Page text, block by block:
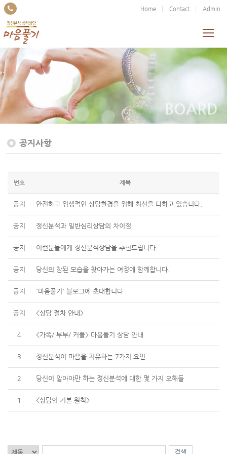
Home Contact Admin
BOARD
공지사항
번호 제목
공지 안전하고 위생적인 상담환경을 위해 최선을 다하고 있습니다.
공지 정신분석과 일반심리상담의 차이점
공지 이런분들에게 정신분석상담을 추천드립니다.
공지 당신의 참된 모습을 찾아가는 여정에 함께합니다.
공지 '마음풀기' 블로그에 초대합니다
공지 <상담 절차 안내>
4 <가족/ 부부/ 커플> 마음풀기 상담 안내
3 정신분석이 마음을 치유하는 7가지 요인
2 당신이 알아야만 하는 정신분석에 대한 몇 가지 오해들
1 <상담의 기본 원칙>